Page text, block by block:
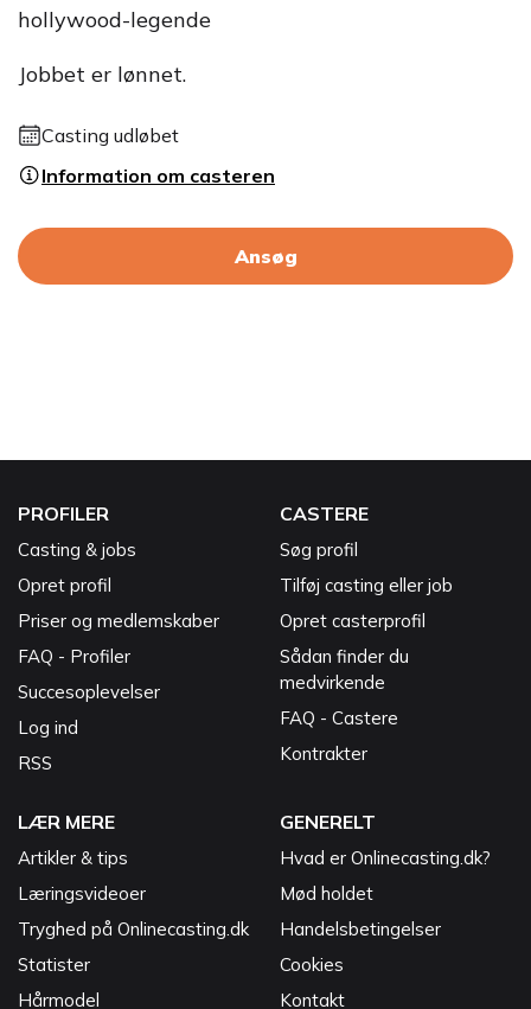
hollywood-legende
Jobbet er lønnet.
Casting udløbet
Information om casteren
Ansøg
PROFILER
Casting & jobs
Opret profil
Priser og medlemskaber
FAQ - Profiler
Succesoplevelser
Log ind
RSS
CASTERE
Søg profil
Tilføj casting eller job
Opret casterprofil
Sådan finder du
medvirkende
FAQ - Castere
Kontrakter
LÆR MERE
Artikler & tips
Læringsvideoer
Tryghed på Onlinecasting.dk
Statister
Hårmodel
GENERELT
Hvad er Onlinecasting.dk?
Mød holdet
Handelsbetingelser
Cookies
Kontakt